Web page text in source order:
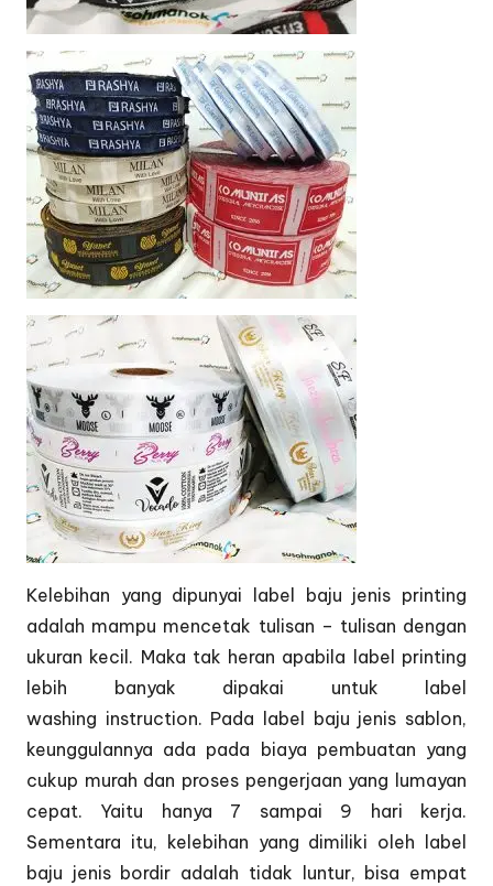
Kelebihan yang dipunyai label baju jenis printing
adalah mampu mencetak tulisan – tulisan dengan
ukuran kecil. Maka tak heran apabila label printing
lebih banyak dipakai untuk label
washing instruction. Pada label baju jenis sablon,
keunggulannya ada pada biaya pembuatan yang
cukup murah dan proses pengerjaan yang lumayan
cepat. Yaitu hanya 7 sampai 9 hari kerja.
Sementara itu, kelebihan yang dimiliki oleh label
baju jenis bordir adalah tidak luntur, bisa empat